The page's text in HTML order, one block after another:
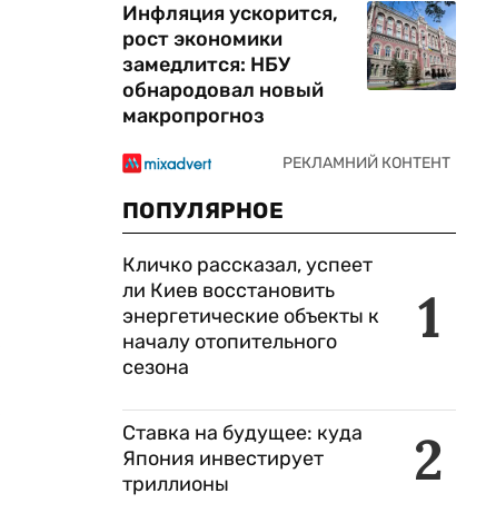
Инфляция ускорится,
рост экономики
замедлится: НБУ
обнародовал новый
макропрогноз
ПОПУЛЯРНОЕ
1
Кличко рассказал, успеет
ли Киев восстановить
энергетические объекты к
началу отопительного
сезона
2
Ставка на будущее: куда
Япония инвестирует
триллионы